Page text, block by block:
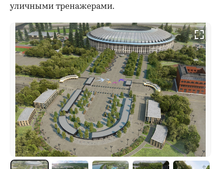
уличными тренажерами.